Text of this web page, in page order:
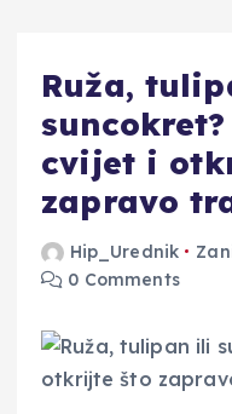
Ruža,
cvijet i
zapravo
Hip_Urednik
0 Comments